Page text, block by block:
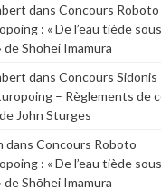
dans Concours Roboto
: « De l’eau tiède
Shōhei Imamura
dans Concours Sidonis
– Règlements de
John Sturges
dans Concours Roboto
: « De l’eau tiède
Shōhei Imamura